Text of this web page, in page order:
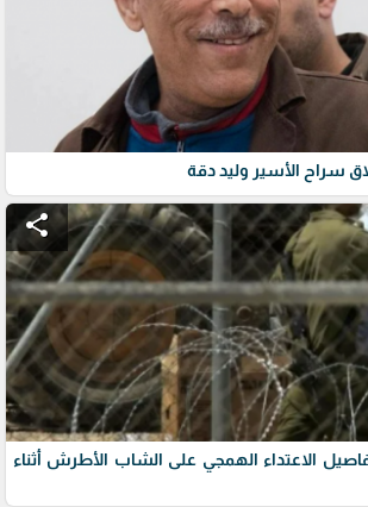
سراح الأسير وليد دقة
share
الاعتداء الهمجي على الشاب الأطرش أثناء